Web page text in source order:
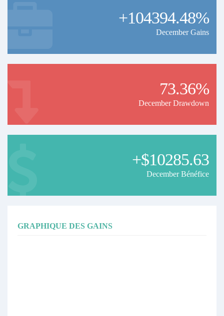
+104394.48%
December Gains
73.36%
December Drawdown
+$10285.63
December Bénéfice
GRAPHIQUE DES GAINS